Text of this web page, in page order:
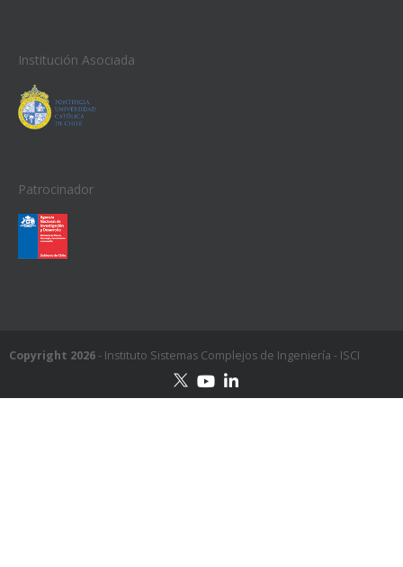
Institución Asociada
Patrocinador
Copyright 2026- Instituto Sistemas Complejos de Ingeniería - ISCI